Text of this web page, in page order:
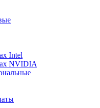
Intel
NVIDIA